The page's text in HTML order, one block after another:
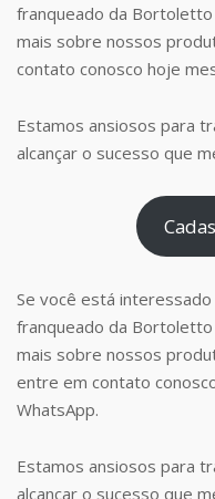
franqueado da
mais sobre nossos
contato conosco hoje
Estamos ansiosos para
alcançar o sucesso que
Se você está
franqueado da
mais sobre nossos
entre em contato
WhatsApp.
Estamos ansiosos para
alcançar o sucesso que